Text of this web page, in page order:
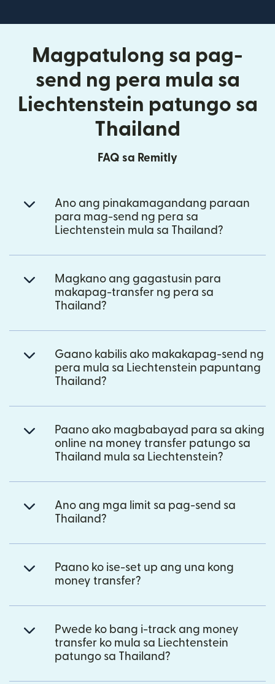
Magpatulong sa pag-
send ng pera mula sa
Liechtenstein patungo sa
Thailand
FAQ sa Remitly
Ano ang pinakamagandang paraan
para mag-send ng pera sa
Liechtenstein mula sa Thailand?
Magkano ang gagastusin para
makapag-transfer ng pera sa
Thailand?
Gaano kabilis ako makakapag-send ng
pera mula sa Liechtenstein papuntang
Thailand?
Paano ako magbabayad para sa aking
online na money transfer patungo sa
Thailand mula sa Liechtenstein?
Ano ang mga limit sa pag-send sa
Thailand?
Paano ko ise-set up ang una kong
money transfer?
Pwede ko bang i-track ang money
transfer ko mula sa Liechtenstein
patungo sa Thailand?